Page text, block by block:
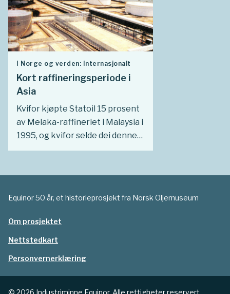
I Norge og verden: Internasjonalt
Kort raffineringsperiode i
Asia
Kvifor kjøpte Statoil 15 prosent
av Melaka-raffineriet i Malaysia i
1995, og kvifor selde dei denne
aksjeposten i 2001, berre seks år
Equinor 50 år, et historieprosjekt fra Norsk Oljemuseum
Om prosjektet
Nettstedkart
Personvernerklæring